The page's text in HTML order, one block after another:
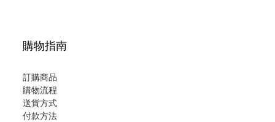
購物指南
訂購商品
購物流程
送貨方式
付款方法